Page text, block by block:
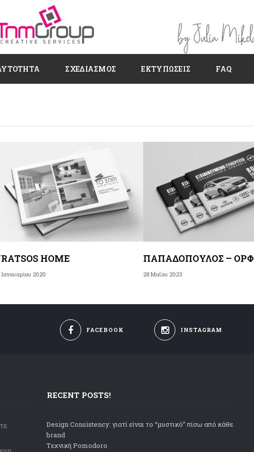
ΣΧΕΔΙΑΣΜΌΣ ΕΚΤΥΠΏΣΕΙΣ FAQ
HOME
Ιανουαρίου 2020
ΠΑΠΑΔΌΠΟΥΛΟΣ –
28 Μαΐου 2023
FACEBOOK INSTAGRAM
RECENT POSTS!
Design Consistency: γιατί είναι το “μυστικό” πίσω από κάθε
brand
Tεχνική Pomodoro